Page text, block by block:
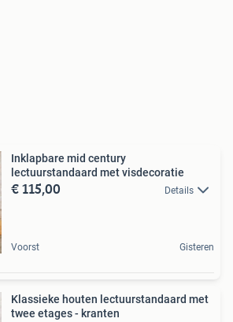
Inklapbare mid century
lectuurstandaard met visdecoratie
€ 115,00 Details
Voorst Gisteren
Klassieke houten lectuurstandaard met
twee etages - kranten